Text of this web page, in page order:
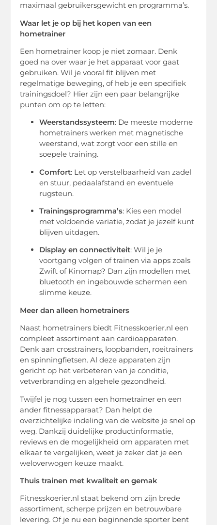
maximaal gebruikersgewicht en programma’s.
Waar let je op bij het kopen van een
hometrainer
Een hometrainer koop je niet zomaar. Denk
goed na over waar je het apparaat voor gaat
gebruiken. Wil je vooral fit blijven met
regelmatige beweging, of heb je een specifiek
trainingsdoel? Hier zijn een paar belangrijke
punten om op te letten:
Weerstandssysteem: De meeste moderne
hometrainers werken met magnetische
weerstand, wat zorgt voor een stille en
soepele training.
Comfort: Let op verstelbaarheid van zadel
en stuur, pedaalafstand en eventuele
rugsteun.
Trainingsprogramma’s: Kies een model
met voldoende variatie, zodat je jezelf kunt
blijven uitdagen.
Display en connectiviteit: Wil je je
voortgang volgen of trainen via apps zoals
Zwift of Kinomap? Dan zijn modellen met
bluetooth en ingebouwde schermen een
slimme keuze.
Meer dan alleen hometrainers
Naast hometrainers biedt Fitnesskoerier.nl een
compleet assortiment aan cardioapparaten.
Denk aan crosstrainers, loopbanden, roeitrainers
en spinningfietsen. Al deze apparaten zijn
gericht op het verbeteren van je conditie,
vetverbranding en algehele gezondheid.
Twijfel je nog tussen een hometrainer en een
ander fitnessapparaat? Dan helpt de
overzichtelijke indeling van de website je snel op
weg. Dankzij duidelijke productinformatie,
reviews en de mogelijkheid om apparaten met
elkaar te vergelijken, weet je zeker dat je een
weloverwogen keuze maakt.
Thuis trainen met kwaliteit en gemak
Fitnesskoerier.nl staat bekend om zijn brede
assortiment, scherpe prijzen en betrouwbare
levering. Of je nu een beginnende sporter bent